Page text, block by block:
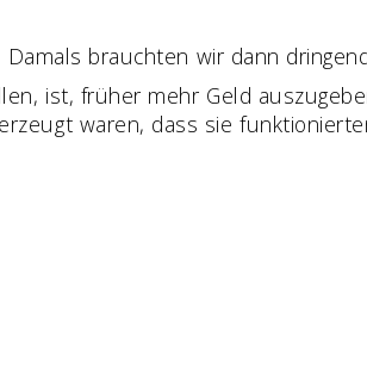
Damals brauchten wir dann
ist, früher mehr Geld
waren, dass sie